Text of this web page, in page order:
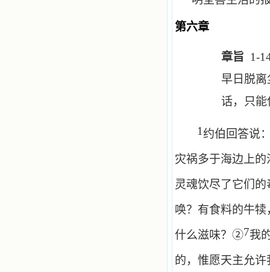
第六章
章旨 1-
早日脱
话，只
1约伯回答说
灾祸多于海边上
灵魂饮尽了它们
唤？有食料的牛
什么滋味？②7我
的，惟愿天主允